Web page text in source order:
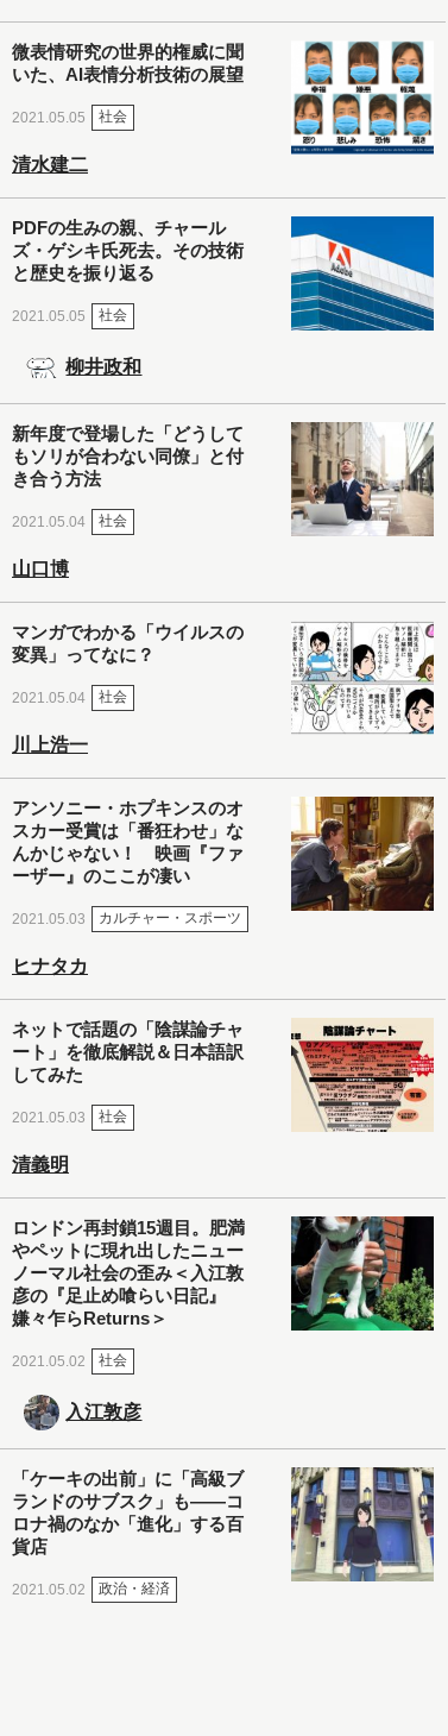
微表情研究の世界的権威に聞
いた、AI表情分析技術の展望
2021.05.05 社会
清水建二
PDFの生みの親、チャール
ズ・ゲシキ氏死去。その技術
と歴史を振り返る
2021.05.05 社会
柳井政和
新年度で登場した「どうして
もソリが合わない同僚」と付
き合う方法
2021.05.04 社会
山口博
マンガでわかる「ウイルスの
変異」ってなに？
2021.05.04 社会
川上浩一
アンソニー・ホプキンスのオ
スカー受賞は「番狂わせ」な
んかじゃない！ 映画『ファ
ーザー』のここが凄い
2021.05.03 カルチャー・スポーツ
ヒナタカ
ネットで話題の「陰謀論チャ
ート」を徹底解説＆日本語訳
してみた
2021.05.03 社会
清義明
ロンドン再封鎖15週目。肥満
やペットに現れ出したニュー
ノーマル社会の歪み＜入江敦
彦の『足止め喰らい日記』
嫌々乍らReturns＞
2021.05.02 社会
入江敦彦
「ケーキの出前」に「高級ブ
ランドのサブスク」も――コ
ロナ禍のなか「進化」する百
貨店
2021.05.02 政治・経済